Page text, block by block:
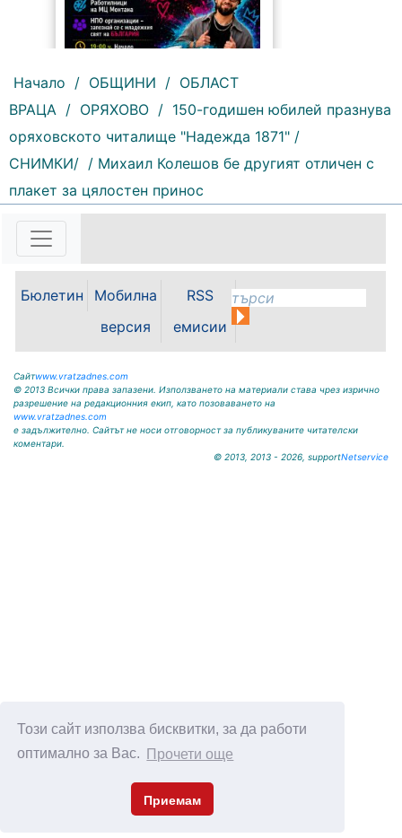
Този сайт използва бисквитки, за да работи
оптимално за Вас.
Прочети още
Приемам
80 | 2026-08-05 18:13:41
Младежки център – Монтана
проект „От страната на младите“
по договор за безвъзмездна
центрове в Република България
Начало / ОБЩИНИ / ОБЛАСТ
ВРАЦА / ОРЯХОВО / 150-годишен юбилей празнува
оряховското читалище "Надежда 1871" /
СНИМКИ/ / Михаил Колешов бе другият отличен с
плакет за цялостен принос
Бюлетин
Мобилна
версия
RSS
емисии
Сайтwww.vratzadnes.com
© 2013 Всички права запазени. Използването на материали става чрез изрично
разрешение на редакционния екип, като позоваването на
www.vratzadnes.com
е задължително. Сайтът не носи отговорност за публикуваните читателски
коментари.
© 2013, 2013 - 2026, supportNetservice